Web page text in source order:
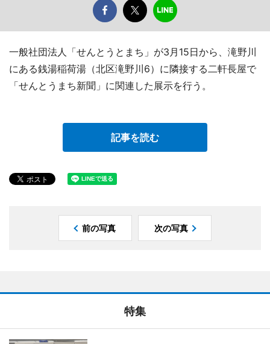
一般社団法人「せんとうとまち」が3月15日から、滝野川
にある銭湯稲荷湯（北区滝野川6）に隣接する二軒長屋で
「せんとうまち新聞」に関連した展示を行う。
記事を読む
前の写真 次の写真
特集